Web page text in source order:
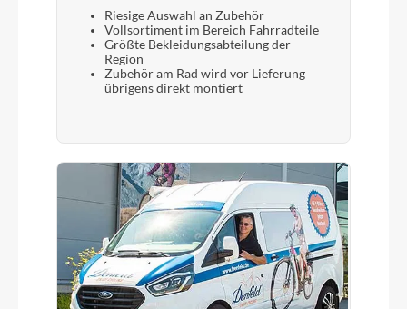
Riesige Auswahl an Zubehör
Vollsortiment im Bereich Fahrradteile
Größte Bekleidungsabteilung der
Region
Zubehör am Rad wird vor Lieferung
übrigens direkt montiert